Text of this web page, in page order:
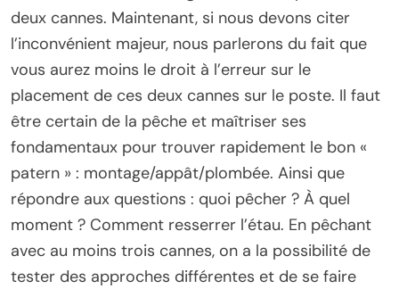
deux cannes. Maintenant, si nous devons citer
l’inconvénient majeur, nous parlerons du fait que
vous aurez moins le droit à l’erreur sur le
placement de ces deux cannes sur le poste. Il faut
être certain de la pêche et maîtriser ses
fondamentaux pour trouver rapidement le bon «
patern » : montage/appât/plombée. Ainsi que
répondre aux questions : quoi pêcher ? À quel
moment ? Comment resserrer l’étau. En pêchant
avec au moins trois cannes, on a la possibilité de
tester des approches différentes et de se faire